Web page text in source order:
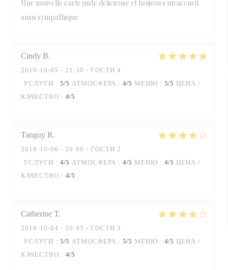
Une nouvelle carte juste délicieuse et toujours un accueil
aussi sympathique
Cindy B
2018-10-05 - 21:30 - ГОСТИ 4
УСЛУГИ : 5/5 АТМОСФЕРА : 4/5 МЕНЮ : 5/5 ЦЕНА /
КАЧЕСТВО : 4/5
Tanguy R
2018-10-06 - 20:00 - ГОСТИ 2
УСЛУГИ : 4/5 АТМОСФЕРА : 4/5 МЕНЮ : 4/5 ЦЕНА /
КАЧЕСТВО : 4/5
Catherine T
2018-10-04 - 20:45 - ГОСТИ 3
УСЛУГИ : 5/5 АТМОСФЕРА : 5/5 МЕНЮ : 4/5 ЦЕНА /
КАЧЕСТВО : 4/5